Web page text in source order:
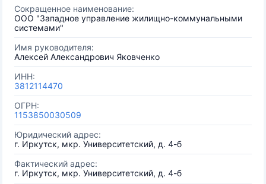
Сокращенное наименование:
ООО "Западное управление жилищно-коммунальными
системами"
Имя руководителя:
Алексей Александрович Яковченко
ИНН:
3812114470
ОГРН:
1153850030509
Юридический адрес:
г. Иркутск, мкр. Университетский, д. 4-б
Фактический адрес:
г. Иркутск, мкр. Университетский, д. 4-б